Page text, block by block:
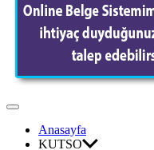
Odası
Off
CanvasAnasayfa
KUTSO